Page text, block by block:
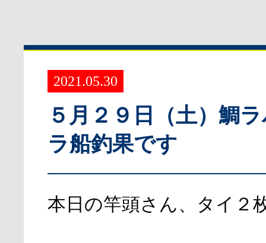
2021.05.30
５月２９日（土）鯛
ラ船釣果です
本日の竿頭さん、タイ２